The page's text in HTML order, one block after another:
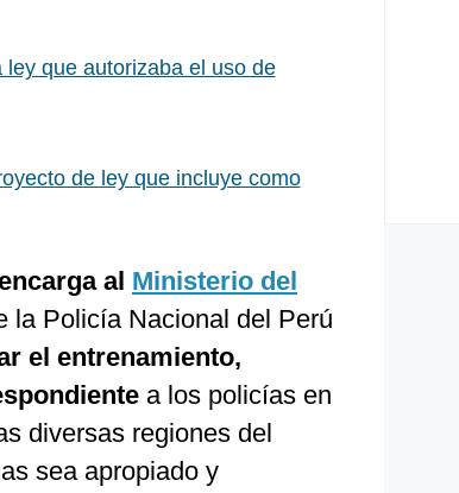
ley que autorizaba el uso de
de ley que incluye como
al Ministerio del
la Policía Nacional del Perú
el entrenamiento,
a los policías en
diversas regiones del
sea apropiado y